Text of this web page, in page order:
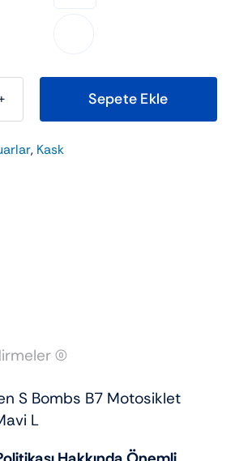
Sepete Ekle
, Kask
(0)
S Bombs B7 Motosiklet
L